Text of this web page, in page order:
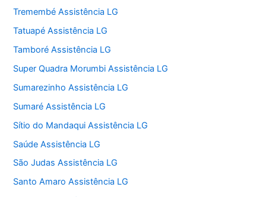
Tremembé Assistência LG
Tatuapé Assistência LG
Tamboré Assistência LG
Super Quadra Morumbi Assistência LG
Sumarezinho Assistência LG
Sumaré Assistência LG
Sítio do Mandaqui Assistência LG
Saúde Assistência LG
São Judas Assistência LG
Santo Amaro Assistência LG